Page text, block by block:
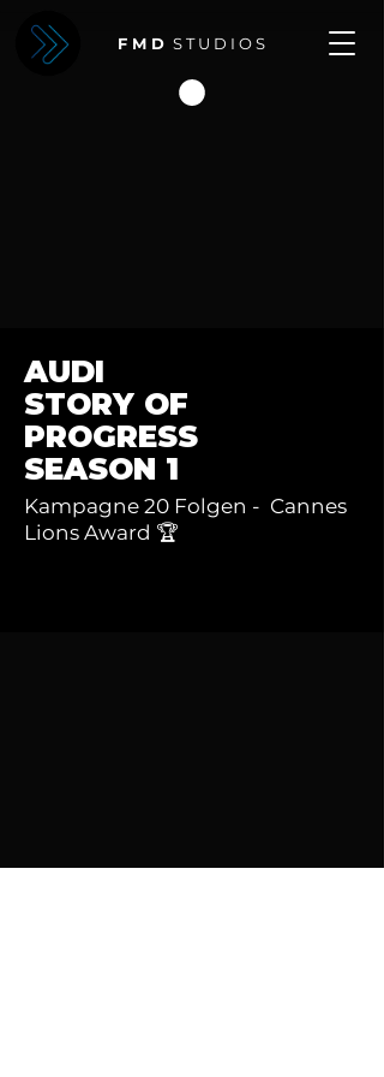
F M D S T U D I O S
AUDI
STORY OF
PROGRESS
SEASON 1
Kampagne 20 Folgen - Cannes
Lions Award 🏆